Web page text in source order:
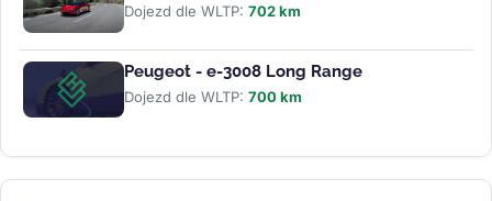
Dojezd dle WLTP: 702 km
Peugeot - e-3008 Long Range
Dojezd dle WLTP: 700 km